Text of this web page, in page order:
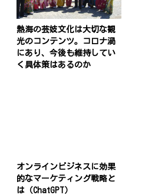
熱海の芸妓文化は大切な観
光のコンテンツ。コロナ渦
にあり、今後も維持してい
く具体策はあるのか
オンラインビジネスに効果
的なマーケティング戦略と
は（ChatGPT）